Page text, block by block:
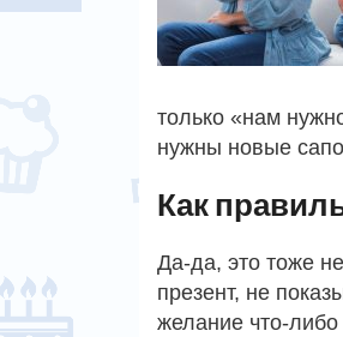
только «нам
нужны новые
Как
Да-да, это тоже
презент, не
желание что-либо